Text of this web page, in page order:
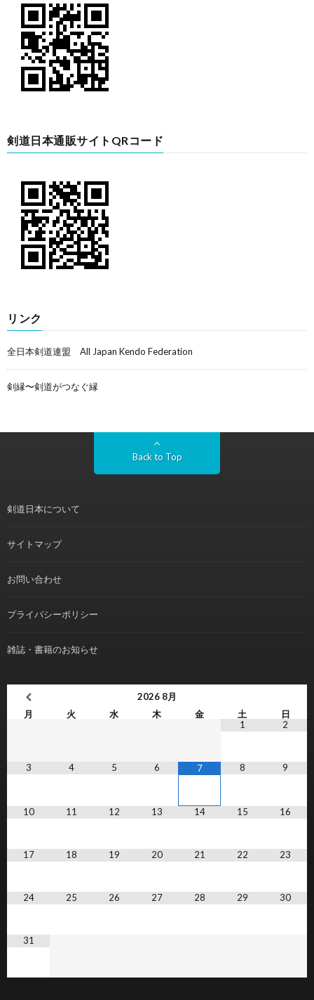
剣道日本通販サイトQRコード
リンク
全日本剣道連盟 All Japan Kendo Federation
剣縁〜剣道がつなぐ縁
Back to Top
剣道日本について
サイトマップ
お問い合わせ
プライバシーポリシー
雑誌・書籍のお知らせ
2026 8月
月
火 水 木 金 土
日
1
2
3 4 5 6 7 8 9
10 11 12 13 14 15 16
17 18 19 20 21 22 23
24 25 26 27 28 29 30
31